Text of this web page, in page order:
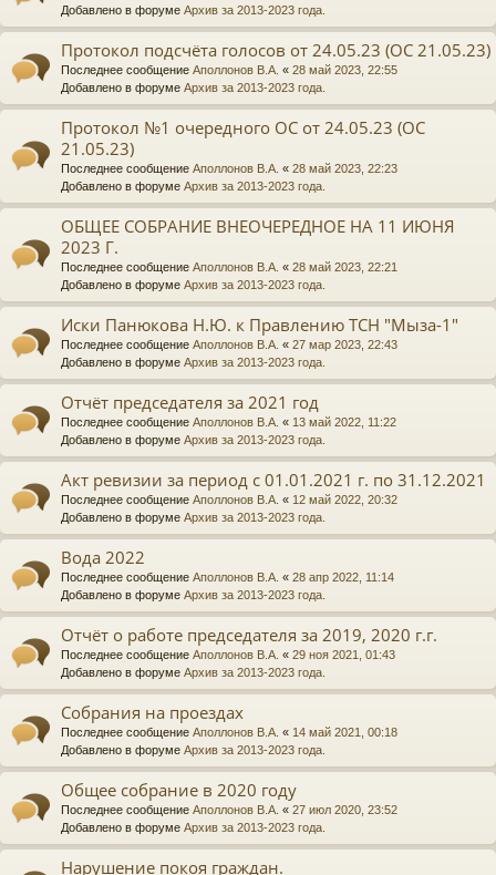
Добавлено в форуме Архив за 2013-2023 года.
Протокол подсчёта голосов от 24.05.23 (ОС 21.05.23)
Последнее сообщение Аполлонов В.А. « 28 май 2023, 22:55
Добавлено в форуме Архив за 2013-2023 года.
Протокол №1 очередного ОС от 24.05.23 (ОС
21.05.23)
Последнее сообщение Аполлонов В.А. « 28 май 2023, 22:23
Добавлено в форуме Архив за 2013-2023 года.
ОБЩЕЕ СОБРАНИЕ ВНЕОЧЕРЕДНОЕ НА 11 ИЮНЯ
2023 Г.
Последнее сообщение Аполлонов В.А. « 28 май 2023, 22:21
Добавлено в форуме Архив за 2013-2023 года.
Иски Панюкова Н.Ю. к Правлению ТСН "Мыза-1"
Последнее сообщение Аполлонов В.А. « 27 мар 2023, 22:43
Добавлено в форуме Архив за 2013-2023 года.
Отчёт председателя за 2021 год
Последнее сообщение Аполлонов В.А. « 13 май 2022, 11:22
Добавлено в форуме Архив за 2013-2023 года.
Акт ревизии за период с 01.01.2021 г. по 31.12.2021
Последнее сообщение Аполлонов В.А. « 12 май 2022, 20:32
Добавлено в форуме Архив за 2013-2023 года.
Вода 2022
Последнее сообщение Аполлонов В.А. « 28 апр 2022, 11:14
Добавлено в форуме Архив за 2013-2023 года.
Отчёт о работе председателя за 2019, 2020 г.г.
Последнее сообщение Аполлонов В.А. « 29 ноя 2021, 01:43
Добавлено в форуме Архив за 2013-2023 года.
Собрания на проездах
Последнее сообщение Аполлонов В.А. « 14 май 2021, 00:18
Добавлено в форуме Архив за 2013-2023 года.
Общее собрание в 2020 году
Последнее сообщение Аполлонов В.А. « 27 июл 2020, 23:52
Добавлено в форуме Архив за 2013-2023 года.
Нарушение покоя граждан.